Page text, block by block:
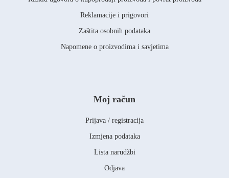
Reklamacije i prigovori
Zaštita osobnih podataka
Napomene o proizvodima i savjetima
Moj račun
Prijava / registracija
Izmjena podataka
Lista narudžbi
Odjava